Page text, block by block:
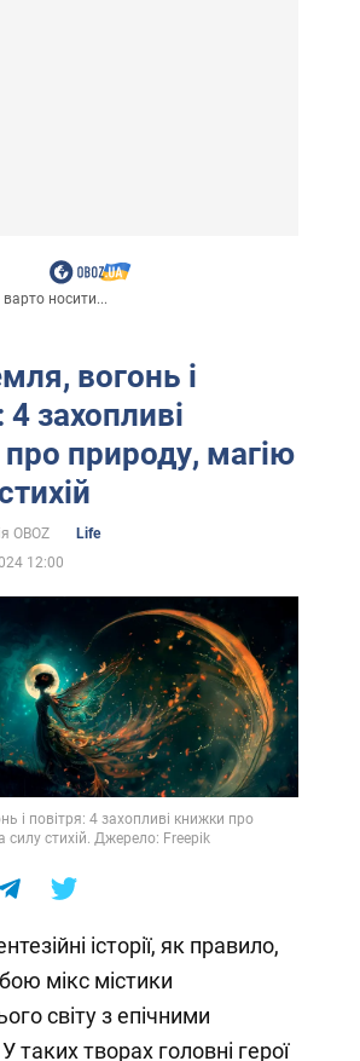
носити...
вогонь і
4 захопливі
природу, магію
OBOZ
Life
12:00
і повітря: 4 захопливі книжки про
силу стихій. Джерело: Freepik
історії, як правило,
мікс містики
світу з епічними
таких творах головні герої